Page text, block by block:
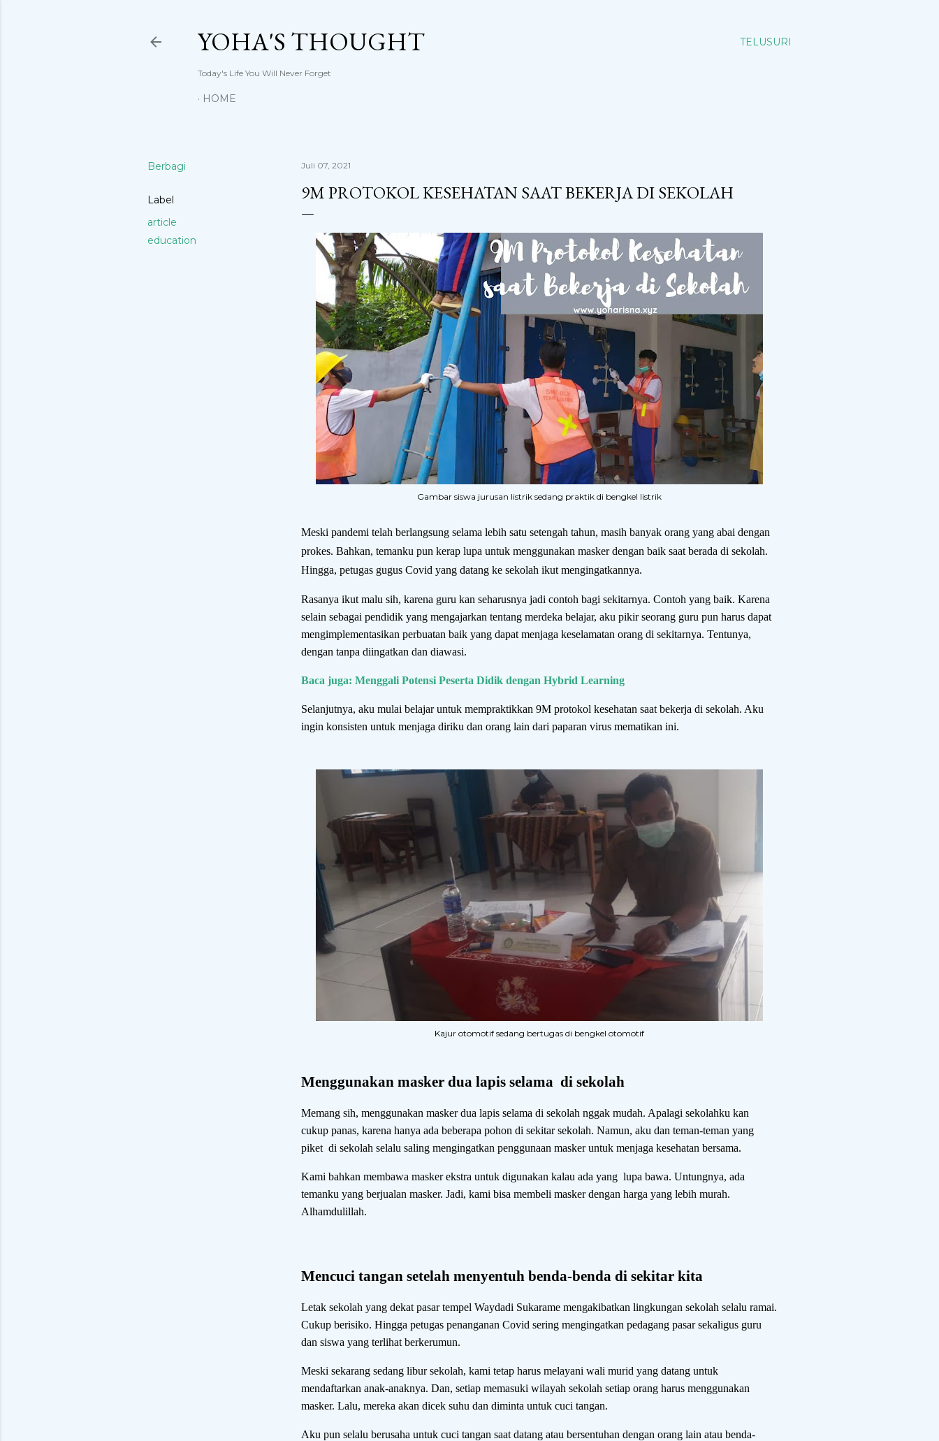
TELUSURI
YOHA'S THOUGHT
Today's Life You Will Never Forget
HOME
Berbagi
Label
article
education
Juli 07, 2021
9M PROTOKOL KESEHATAN SAAT BEKERJA DI SEKOLAH
Gambar siswa jurusan listrik sedang praktik di bengkel listrik
Meski pandemi telah berlangsung selama lebih satu setengah tahun, masih banyak orang yang abai dengan
prokes. Bahkan, temanku pun kerap lupa untuk menggunakan masker dengan baik saat berada di sekolah.
Hingga, petugas gugus Covid yang datang ke sekolah ikut mengingatkannya.
Rasanya ikut malu sih, karena guru kan seharusnya jadi contoh bagi sekitarnya. Contoh yang baik. Karena
selain sebagai pendidik yang mengajarkan tentang merdeka belajar, aku pikir seorang guru pun harus dapat
mengimplementasikan perbuatan baik yang dapat menjaga keselamatan orang di sekitarnya. Tentunya,
dengan tanpa diingatkan dan diawasi.
Baca juga: Menggali Potensi Peserta Didik dengan Hybrid Learning
Selanjutnya, aku mulai belajar untuk mempraktikkan 9M protokol kesehatan saat bekerja di sekolah. Aku
ingin konsisten untuk menjaga diriku dan orang lain dari paparan virus mematikan ini.
Kajur otomotif sedang bertugas di bengkel otomotif
Menggunakan masker dua lapis selama di sekolah
Memang sih, menggunakan masker dua lapis selama di sekolah nggak mudah. Apalagi sekolahku kan
cukup panas, karena hanya ada beberapa pohon di sekitar sekolah. Namun, aku dan teman-teman yang
piket di sekolah selalu saling mengingatkan penggunaan masker untuk menjaga kesehatan bersama.
Kami bahkan membawa masker ekstra untuk digunakan kalau ada yang lupa bawa. Untungnya, ada
temanku yang berjualan masker. Jadi, kami bisa membeli masker dengan harga yang lebih murah.
Alhamdulillah.
Mencuci tangan setelah menyentuh benda-benda di sekitar kita
Letak sekolah yang dekat pasar tempel Waydadi Sukarame mengakibatkan lingkungan sekolah selalu ramai.
Cukup berisiko. Hingga petugas penanganan Covid sering mengingatkan pedagang pasar sekaligus guru
dan siswa yang terlihat berkerumun.
Meski sekarang sedang libur sekolah, kami tetap harus melayani wali murid yang datang untuk
mendaftarkan anak-anaknya. Dan, setiap memasuki wilayah sekolah setiap orang harus menggunakan
masker. Lalu, mereka akan dicek suhu dan diminta untuk cuci tangan.
Aku pun selalu berusaha untuk cuci tangan saat datang atau bersentuhan dengan orang lain atau benda-